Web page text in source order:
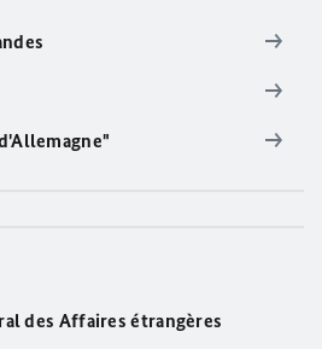
des Affaires étrangères